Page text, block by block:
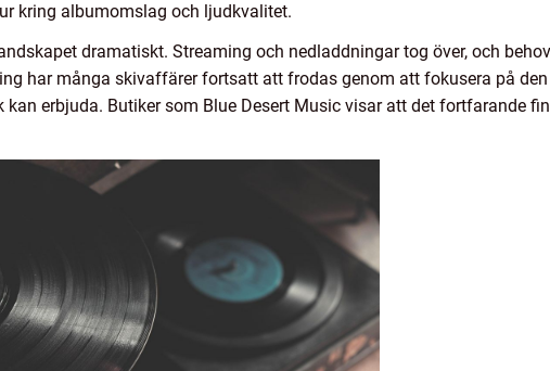
kring albumomslag och ljudkvalitet.
dramatiskt. Streaming och nedladdningar tog över, och
har många skivaffärer fortsatt att frodas genom att fokusera på
erbjuda. Butiker som Blue Desert Music visar att det fortfarande